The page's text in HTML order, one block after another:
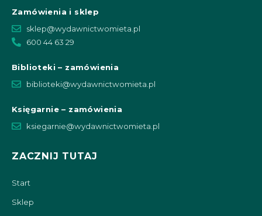
Zamówienia i sklep
sklep@wydawnictwomieta.pl
600 44 63 29
Biblioteki – zamówienia
biblioteki@wydawnictwomieta.pl
Księgarnie – zamówienia
ksiegarnie@wydawnictwomieta.pl
ZACZNIJ TUTAJ
Start
Sklep